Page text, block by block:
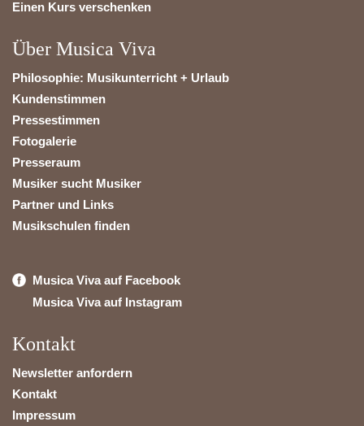
Einen Kurs verschenken
Über Musica Viva
Philosophie: Musikunterricht + Urlaub
Kundenstimmen
Pressestimmen
Fotogalerie
Presseraum
Musiker sucht Musiker
Partner und Links
Musikschulen finden
Musica Viva auf Facebook
Musica Viva auf Instagram
Kontakt
Newsletter anfordern
Kontakt
Impressum